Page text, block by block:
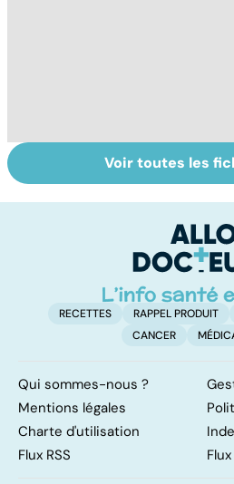
Tout savoir sur
les infections
Voir toutes les
RECETTES RAPPEL PRODUIT
CANCER
Qui sommes-nous ?
Mentions légales
Charte d'utilisation
Flux RSS